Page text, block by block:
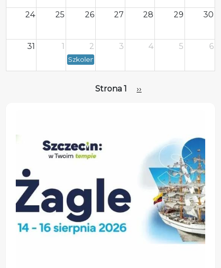
24 25 26 27 28 29 30
31 1 2 3 4 5 6
Szkolenie z ochrony ludności - Rada Osiedla
Strona 1 Następna strona
››